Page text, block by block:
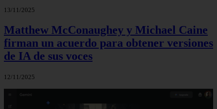
13/11/2025
Matthew McConaughey y Michael Caine
firman un acuerdo para obtener versiones
de IA de sus voces
12/11/2025